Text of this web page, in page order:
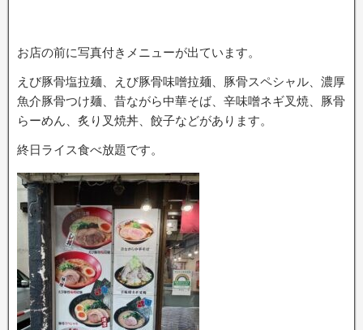
お店の前に写真付きメニューが出ています。
えび豚骨塩拉麺、えび豚骨味噌拉麺、豚骨スペシャル、濃厚
魚介豚骨つけ麺、昔ながら中華そば、辛味噌ネギ叉焼、豚骨
らーめん、炙り叉焼丼、餃子などがあります。
終日ライス食べ放題です。